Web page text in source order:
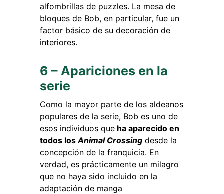
alfombrillas de puzzles. La mesa de
bloques de Bob, en particular, fue un
factor básico de su decoración de
interiores.
6 – Apariciones en la
serie
Como la mayor parte de los aldeanos
populares de la serie, Bob es uno de
esos individuos que ha aparecido en
todos los Animal Crossing desde la
concepción de la franquicia. En
verdad, es prácticamente un milagro
que no haya sido incluido en la
adaptación de manga